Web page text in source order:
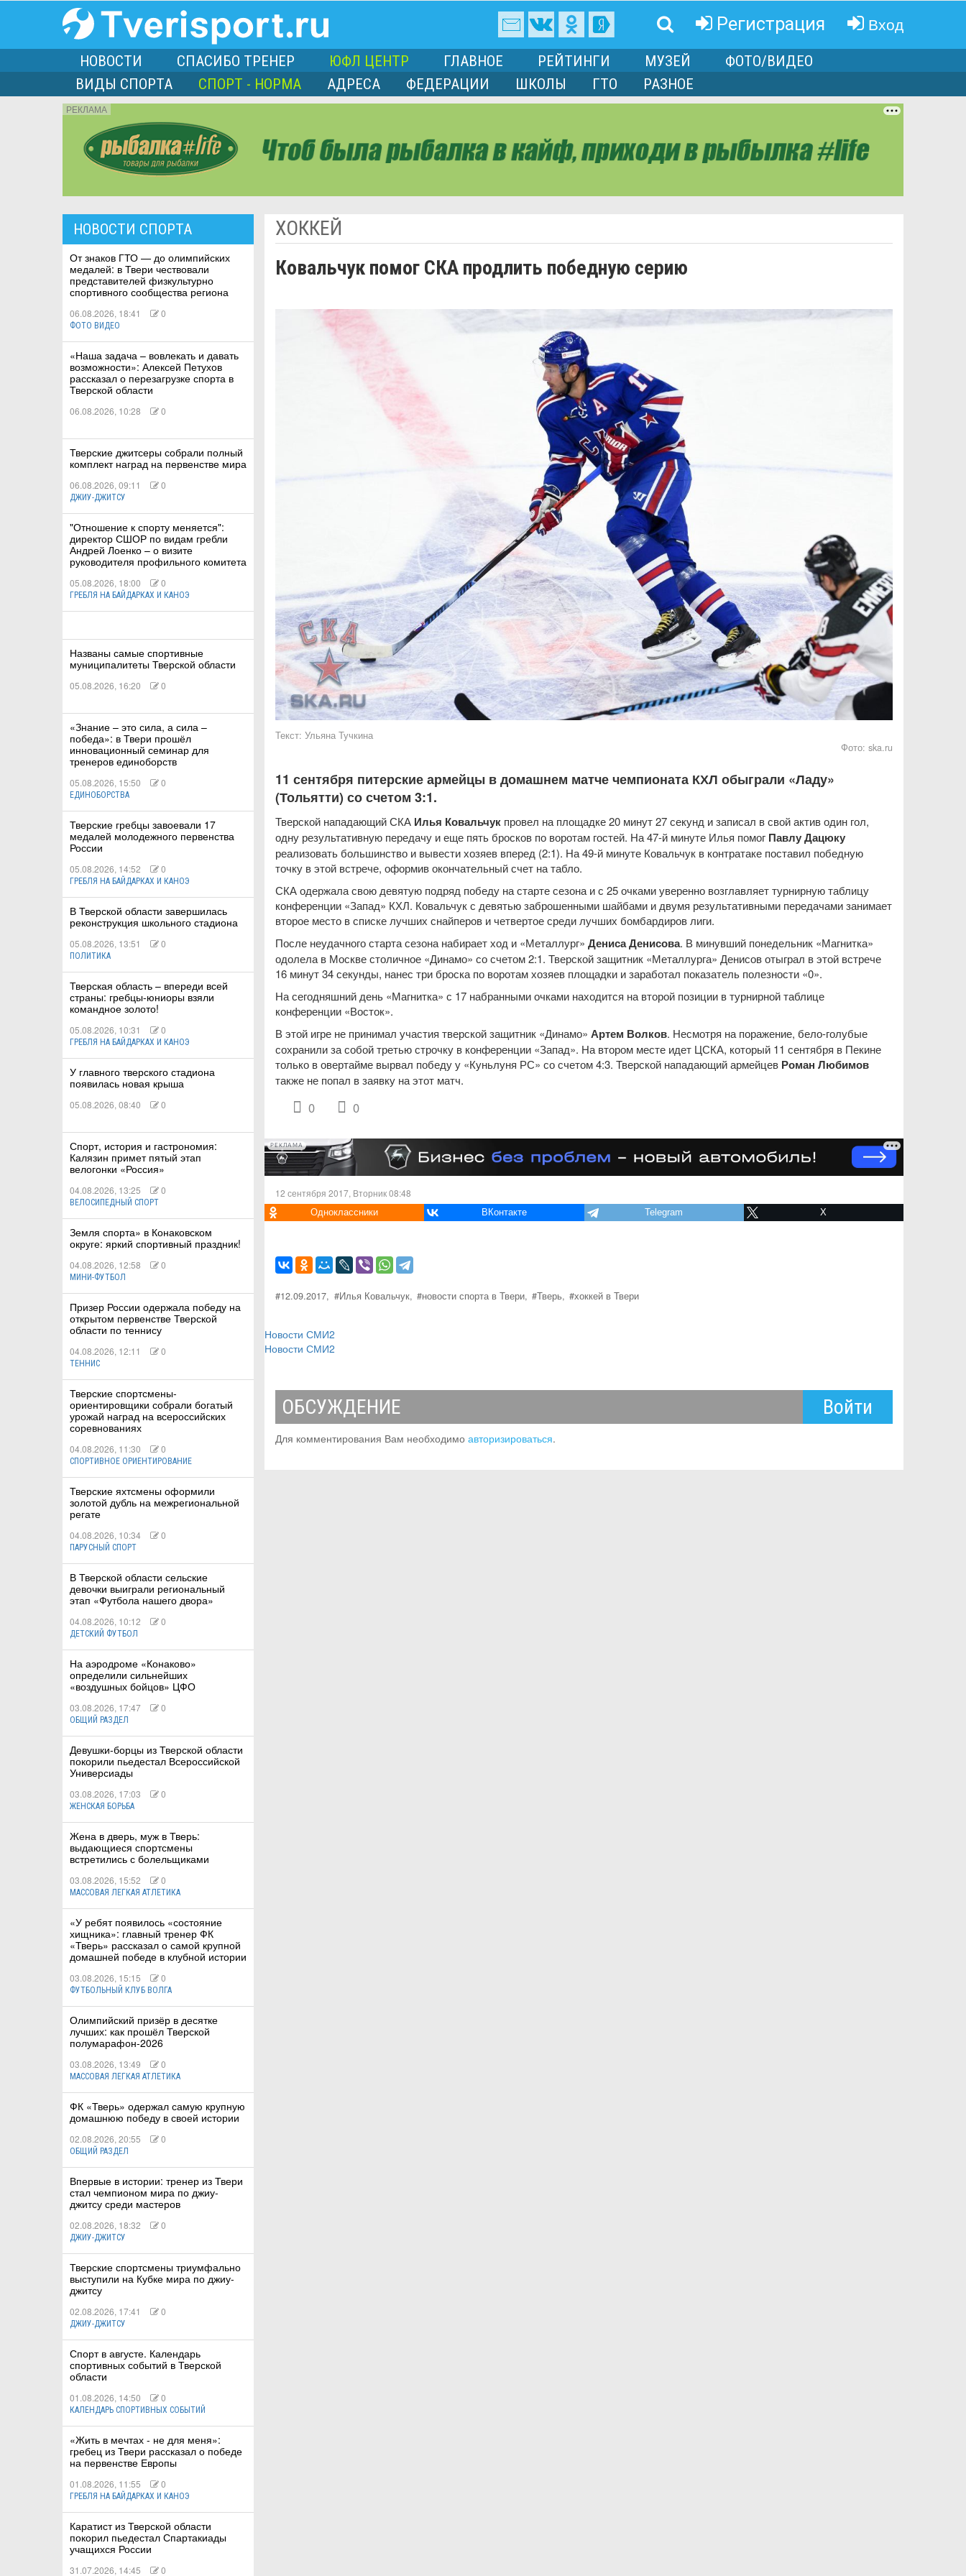
Регистрация Вход
НОВОСТИ СПАСИБО ТРЕНЕР ЮФЛ ЦЕНТР ГЛАВНОЕ РЕЙТИНГИ МУЗЕЙ
ФОТО/ВИДЕО
ВИДЫ СПОРТА
СПОРТ - НОРМА АДРЕСА ФЕДЕРАЦИИ ШКОЛЫ ГТО РАЗНОЕ
РЕКЛАМА
НОВОСТИ СПОРТА
От знаков ГТО — до олимпийских
медалей: в Твери чествовали
представителей физкультурно
спортивного сообщества региона
06.08.2026, 18:41 0
ФОТО ВИДЕО
«Наша задача – вовлекать и давать
возможности»: Алексей Петухов
рассказал о перезагрузке спорта в
Тверской области
06.08.2026, 10:28 0
Тверские джитсеры собрали полный
комплект наград на первенстве мира
06.08.2026, 09:11 0
ДЖИУ-ДЖИТСУ
"Отношение к спорту меняется":
директор СШОР по видам гребли
Андрей Лоенко – о визите
руководителя профильного комитета
05.08.2026, 18:00 0
ГРЕБЛЯ НА БАЙДАРКАХ И КАНОЭ
Названы самые спортивные
муниципалитеты Тверской области
05.08.2026, 16:20 0
«Знание – это сила, а сила –
победа»: в Твери прошёл
инновационный семинар для
тренеров единоборств
05.08.2026, 15:50 0
ЕДИНОБОРСТВА
Тверские гребцы завоевали 17
медалей молодежного первенства
России
05.08.2026, 14:52 0
ГРЕБЛЯ НА БАЙДАРКАХ И КАНОЭ
В Тверской области завершилась
реконструкция школьного стадиона
05.08.2026, 13:51 0
ПОЛИТИКА
Тверская область – впереди всей
страны: гребцы-юниоры взяли
командное золото!
05.08.2026, 10:31 0
ГРЕБЛЯ НА БАЙДАРКАХ И КАНОЭ
У главного тверского стадиона
появилась новая крыша
05.08.2026, 08:40 0
Спорт, история и гастрономия:
Калязин примет пятый этап
велогонки «Россия»
04.08.2026, 13:25 0
ВЕЛОСИПЕДНЫЙ СПОРТ
Земля спорта» в Конаковском
округе: яркий спортивный праздник!
04.08.2026, 12:58 0
МИНИ-ФУТБОЛ
Призер России одержала победу на
открытом первенстве Тверской
области по теннису
04.08.2026, 12:11 0
ТЕННИС
Тверские спортсмены-
ориентировщики собрали богатый
урожай наград на всероссийских
соревнованиях
04.08.2026, 11:30 0
СПОРТИВНОЕ ОРИЕНТИРОВАНИЕ
Тверские яхтсмены оформили
золотой дубль на межрегиональной
регате
04.08.2026, 10:34 0
ПАРУСНЫЙ СПОРТ
В Тверской области сельские
девочки выиграли региональный
этап «Футбола нашего двора»
04.08.2026, 10:12 0
ДЕТСКИЙ ФУТБОЛ
На аэродроме «Конаково»
определили сильнейших
«воздушных бойцов» ЦФО
03.08.2026, 17:47 0
ОБЩИЙ РАЗДЕЛ
Девушки-борцы из Тверской области
покорили пьедестал Всероссийской
Универсиады
03.08.2026, 17:03 0
ЖЕНСКАЯ БОРЬБА
Жена в дверь, муж в Тверь:
выдающиеся спортсмены
встретились с болельщиками
03.08.2026, 15:52 0
МАССОВАЯ ЛЕГКАЯ АТЛЕТИКА
«У ребят появилось «состояние
хищника»: главный тренер ФК
«Тверь» рассказал о самой крупной
домашней победе в клубной истории
03.08.2026, 15:15 0
ФУТБОЛЬНЫЙ КЛУБ ВОЛГА
Олимпийский призёр в десятке
лучших: как прошёл Тверской
полумарафон-2026
03.08.2026, 13:49 0
МАССОВАЯ ЛЕГКАЯ АТЛЕТИКА
ФК «Тверь» одержал самую крупную
домашнюю победу в своей истории
02.08.2026, 20:55 0
ОБЩИЙ РАЗДЕЛ
Впервые в истории: тренер из Твери
стал чемпионом мира по джиу-
джитсу среди мастеров
02.08.2026, 18:32 0
ДЖИУ-ДЖИТСУ
Тверские спортсмены триумфально
выступили на Кубке мира по джиу-
джитсу
02.08.2026, 17:41 0
ДЖИУ-ДЖИТСУ
Спорт в августе. Календарь
спортивных событий в Тверской
области
01.08.2026, 14:50 0
КАЛЕНДАРЬ СПОРТИВНЫХ СОБЫТИЙ
«Жить в мечтах - не для меня»:
гребец из Твери рассказал о победе
на первенстве Европы
01.08.2026, 11:55 0
ГРЕБЛЯ НА БАЙДАРКАХ И КАНОЭ
Каратист из Тверской области
покорил пьедестал Спартакиады
учащихся России
31.07.2026, 14:45 0
ХОККЕЙ
Ковальчук помог СКА продлить победную серию
Текст:Ульяна Тучкина
Фото: ska.ru
11 сентября питерские армейцы в домашнем матче чемпионата КХЛ обыграли «Ладу»
(Тольятти) со счетом 3:1.
Тверской нападающий СКА Илья Ковальчук провел на площадке 20 минут 27 секунд и записал в свой актив один гол,
одну результативную передачу и еще пять бросков по воротам гостей. На 47-й минуте Илья помог Павлу Дацюку
реализовать большинство и вывести хозяев вперед (2:1). На 49-й минуте Ковальчук в контратаке поставил победную
точку в этой встрече, оформив окончательный счет на табло.
СКА одержала свою девятую подряд победу на старте сезона и с 25 очками уверенно возглавляет турнирную таблицу
конференции «Запад» КХЛ. Ковальчук с девятью заброшенными шайбами и двумя результативными передачами занимает
второе место в списке лучших снайперов и четвертое среди лучших бомбардиров лиги.
После неудачного старта сезона набирает ход и «Металлург»Дениса Денисова. В минувший понедельник «Магнитка»
одолела в Москве столичное «Динамо» со счетом 2:1. Тверской защитник «Металлурга» Денисов отыграл в этой встрече
16 минут 34 секунды, нанес три броска по воротам хозяев площадки и заработал показатель полезности «0».
На сегодняшний день «Магнитка» с 17 набранными очками находится на второй позиции в турнирной таблице
конференции «Восток».
В этой игре не принимал участия тверской защитник «Динамо»Артем Волков. Несмотря на поражение, бело-голубые
сохранили за собой третью строчку в конференции «Запад». На втором месте идет ЦСКА, который 11 сентября в Пекине
только в овертайме вырвал победу у «Куньлуня РС» со счетом 4:3. Тверской нападающий армейцев Роман Любимов
также не попал в заявку на этот матч.
0 0
РЕКЛАМА
12 сентября 2017, Вторник 08:48
Одноклассники ВКонтакте Telegram X
#12.09.2017, #Илья Ковальчук, #новости спорта в Твери, #Тверь, #хоккей в Твери
Новости СМИ2
Новости СМИ2
ОБСУЖДЕНИЕ Войти
Для комментирования Вам необходимоавторизироваться.